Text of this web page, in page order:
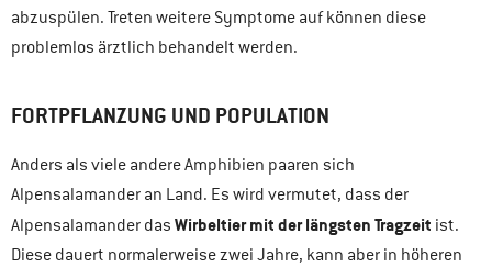
abzuspülen. Treten weitere Symptome auf können diese
problemlos ärztlich behandelt werden.
FORTPFLANZUNG UND POPULATION
Anders als viele andere Amphibien paaren sich
Alpensalamander an Land. Es wird vermutet, dass der
Alpensalamander das Wirbeltier mit der längsten Tragzeit ist.
Diese dauert normalerweise zwei Jahre, kann aber in höheren